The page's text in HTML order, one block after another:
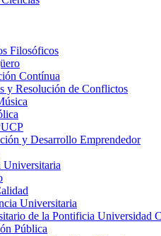
Filosóficos
Contínua
y Resolución de Conflictos
y Desarrollo Emprendedor
Universitaria
de la Pontificia Universidad
Pública